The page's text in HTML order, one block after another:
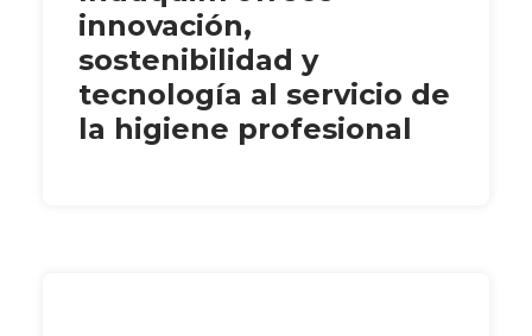
innovación,
sostenibilidad y
tecnología al servicio de
la higiene profesional